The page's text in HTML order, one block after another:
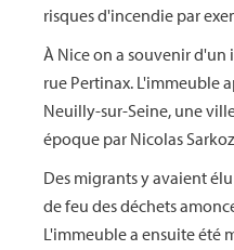
risques d'incendie par
À Nice on a souvenir
rue Pertinax. L'immeuble
Neuilly-sur-Seine, une
époque par Nicolas
Des migrants y avaient
de feu des déchets
L'immeuble a ensuite été